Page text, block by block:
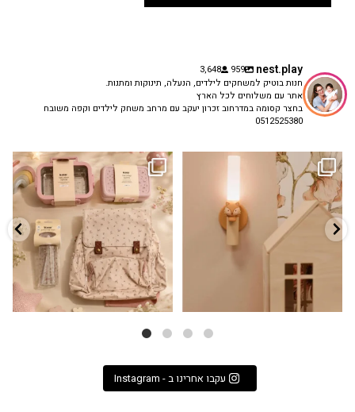
nest.play
959
3,648
חנות בוטיק למשחקים לילדים, הנעלה, תינוקות ומתנות.
אתר עם משלוחים לכל הארץ
בחצר קסומה במדרחוב זכרון יעקב עם מרחב משחק לילדים וקפה משובח
0512525380
✨ חוזרים למסגרת בסטייל! ✨
הקולקציה החדשה...
9 4
גם פריט עיצובי לחדר, גם מנורת לילה
...
3 0
עקבו אחרינו ב - Instagram